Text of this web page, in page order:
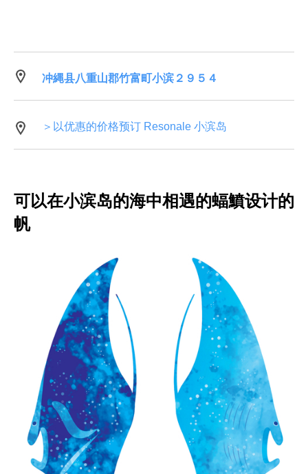
冲縄县八重山郡竹富町小滨２９５４
＞以优惠的价格预订 Resonale 小滨岛
可以在小滨岛的海中相遇的蝠鱝设计的
帆